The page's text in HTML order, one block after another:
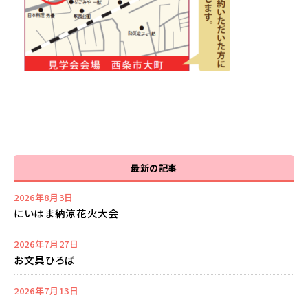
最新の記事
2026年8月3日
にいはま納涼花火大会
2026年7月27日
お文具ひろば
2026年7月13日